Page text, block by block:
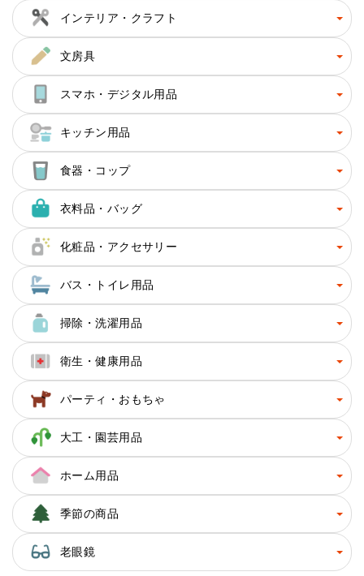
インテリア・クラフト
文房具
スマホ・デジタル用品
キッチン用品
食器・コップ
衣料品・バッグ
化粧品・アクセサリー
バス・トイレ用品
掃除・洗濯用品
衛生・健康用品
パーティ・おもちゃ
大工・園芸用品
ホーム用品
季節の商品
老眼鏡